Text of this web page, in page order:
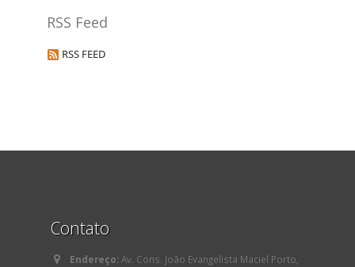
RSS Feed
RSS FEED
Contato
Endereço:Av. Cons. João Evangelista Maciel Porto,